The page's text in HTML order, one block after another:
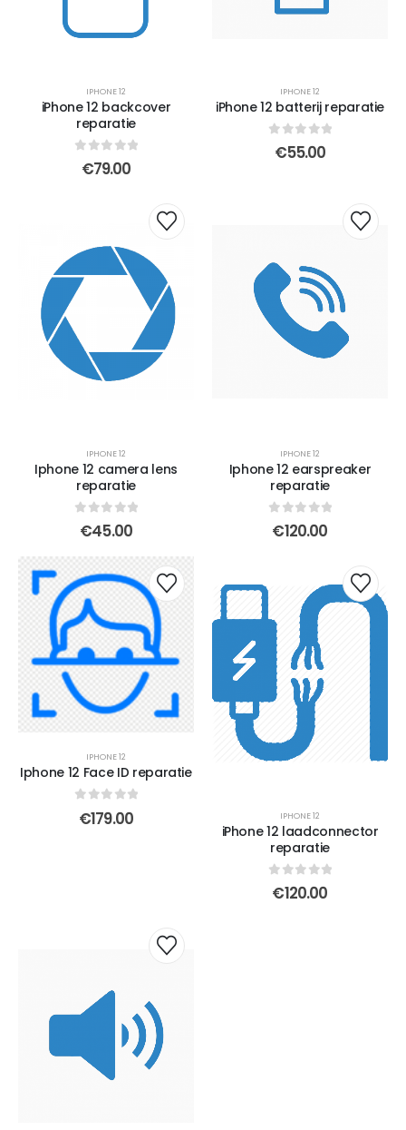
IPHONE 12
iPhone 12 backcover
reparatie
out of 5
€79.00
IPHONE 12
iPhone 12 batterij reparatie
out of 5
€55.00
IPHONE 12
Iphone 12 camera lens
reparatie
out of 5
€45.00
IPHONE 12
Iphone 12 earspreaker
reparatie
0out of 5
€120.00
IPHONE 12
Iphone 12 Face ID reparatie
out of 5
€179.00 IPHONE 12
iPhone 12 laadconnector
reparatie
0out of 5
€120.00